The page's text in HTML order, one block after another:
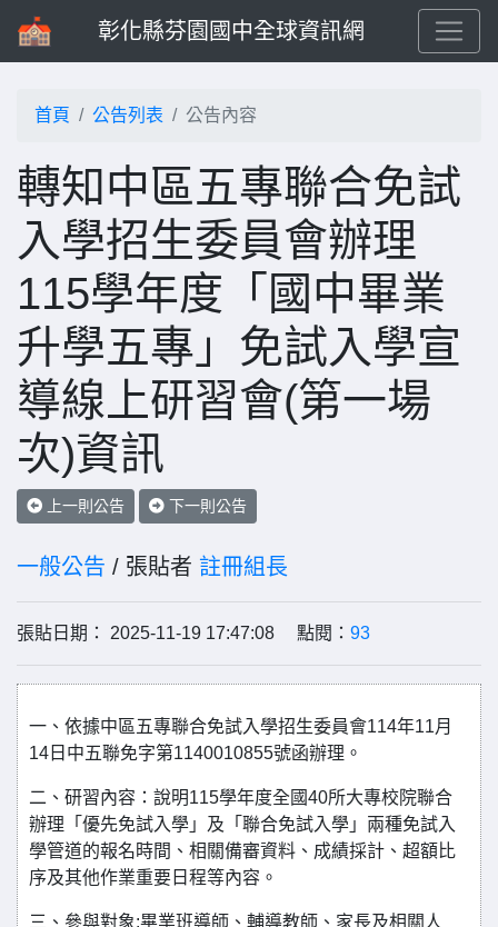
彰化縣芬園國中全球資訊網
首頁 公告列表 公告內容
轉知中區五專聯合免試
入學招生委員會辦理
115學年度「國中畢業
升學五專」免試入學宣
導線上研習會(第一場
次)資訊
上一則公告 下一則公告
一般公告 / 張貼者 註冊組長
張貼日期： 2025-11-19 17:47:08 點閱： 93
一、依據中區五專聯合免試入學招生委員會114年11月
14日中五聯免字第1140010855號函辦理。
二、研習內容：說明115學年度全國40所大專校院聯合
辦理「優先免試入學」及「聯合免試入學」兩種免試入
學管道的報名時間、相關備審資料、成績採計、超額比
序及其他作業重要日程等內容。
三、參與對象:畢業班導師、輔導教師、家長及相關人